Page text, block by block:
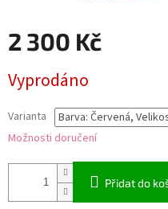
2 300 Kč
cena:
Vyprodáno
Varianta
Možnosti doručení
Přidat do